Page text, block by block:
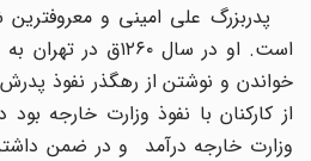
پدربزرگ علی امینی و معروف­ترین
است. او در سال ۱۲۶۰ق
خواندن و نوشتن از رهگذر نفوذ پدرش